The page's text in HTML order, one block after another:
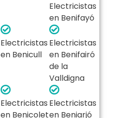
Electricistas
en Benifayó
Electricistas
en Benicull
Electricistas
en Benifairó
de la
Valldigna
Electricistas
en Benicolet
Electricistas
en Beniarjó